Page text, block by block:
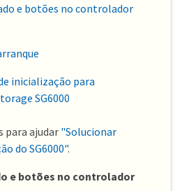
e botões no controlador
inicialização para
SG6000
para ajudar "Solucionar
do SG6000".
e botões no controlador